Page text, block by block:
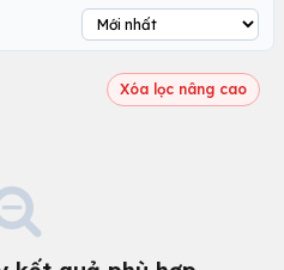
Xóa lọc nâng cao